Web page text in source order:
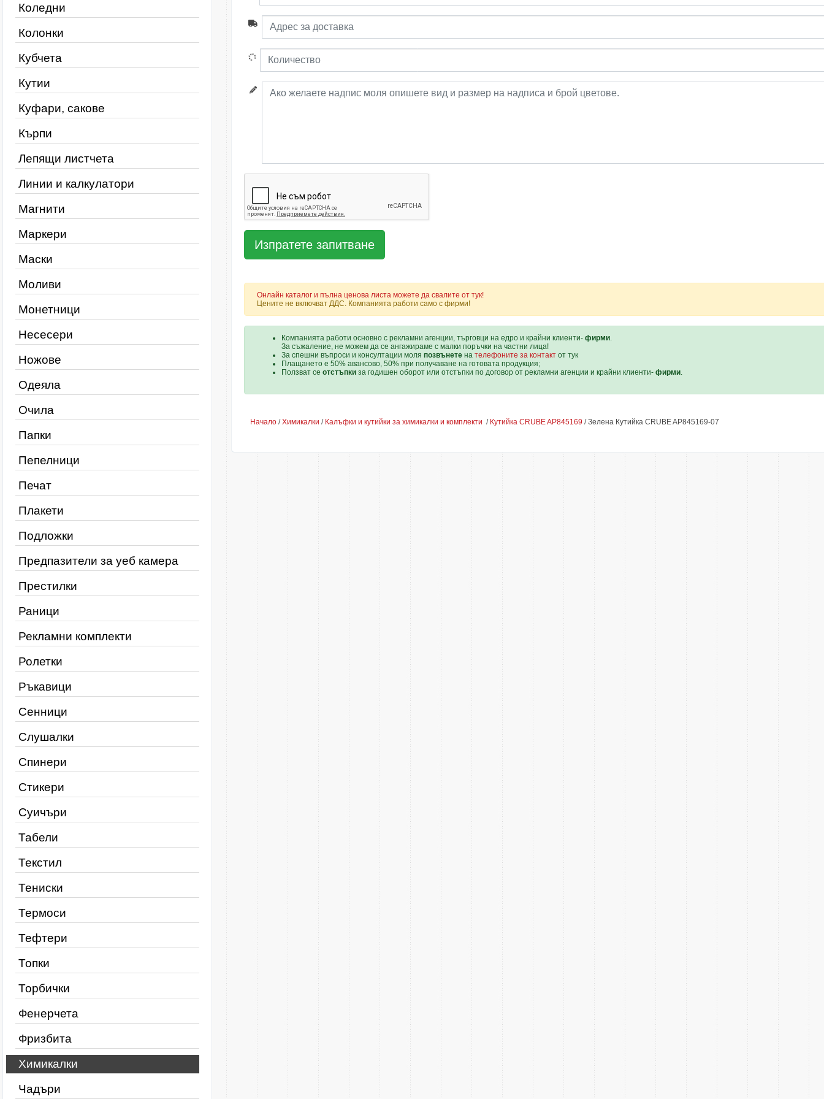
Коледни
Колонки
Кубчета
Кутии
Куфари, сакове
Кърпи
Лепящи листчета
Линии и калкулатори
Магнити
Маркери
Маски
Моливи
Монетници
Несесери
Ножове
Одеяла
Очила
Папки
Пепелници
Печат
Плакети
Подложки
Предпазители за уеб камера
Престилки
Раници
Рекламни комплекти
Ролетки
Ръкавици
Сенници
Слушалки
Спинери
Стикери
Суичъри
Табели
Текстил
Тениски
Термоси
Тефтери
Топки
Торбички
Фенерчета
Фризбита
Химикалки
Чадъри
Онлайн каталог и пълна ценова листа можете да свалите от тук!
Цените не включват ДДС. Компанията работи само с фирми!
Компанията работи основно с рекламни агенции, търговци на едро и крайни клиенти- фирми.
За съжаление, не можем да се ангажираме с малки поръчки на частни лица!
За спешни въпроси и консултации моля позвънете на телефоните за контакт от тук
Плащането е 50% авансово, 50% при получаване на готовата продукция;
Ползват се отстъпки за годишен оборот или отстъпки по договор от рекламни агенции и крайни клиенти- фирми.
Начало /Химикалки / Калъфки и кутийки за химикалки и комплекти / Кутийка CRUBE AP845169 / Зелена Кутийка CRUBE AP845169-07